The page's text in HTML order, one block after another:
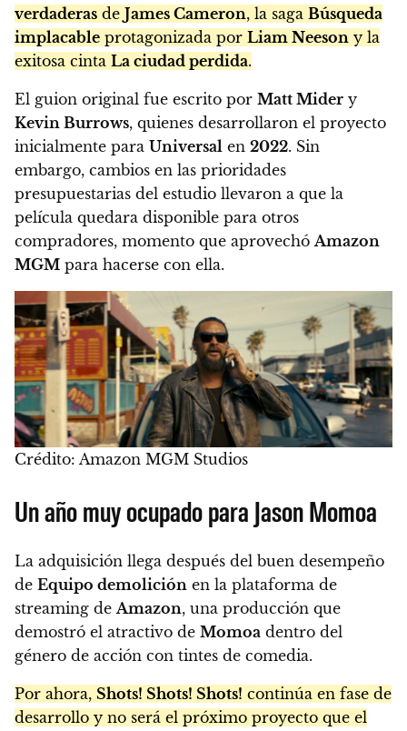
verdaderas de James Cameron, la saga Búsqueda
implacable protagonizada por Liam Neeson y la
exitosa cinta La ciudad perdida.
El guion original fue escrito por Matt Mider y
Kevin Burrows, quienes desarrollaron el proyecto
inicialmente para Universal en 2022. Sin
embargo, cambios en las prioridades
presupuestarias del estudio llevaron a que la
película quedara disponible para otros
compradores, momento que aprovechóAmazon
MGM para hacerse con ella.
Crédito: Amazon MGM Studios
Un año muy ocupado para Jason Momoa
La adquisición llega después del buen desempeño
de Equipo demolición en la plataforma de
streaming deAmazon, una producción que
demostró el atractivo de Momoa dentro del
género de acción con tintes de comedia.
Por ahora, Shots! Shots! Shots! continúa en fase de
desarrollo y no será el próximo proyecto que el